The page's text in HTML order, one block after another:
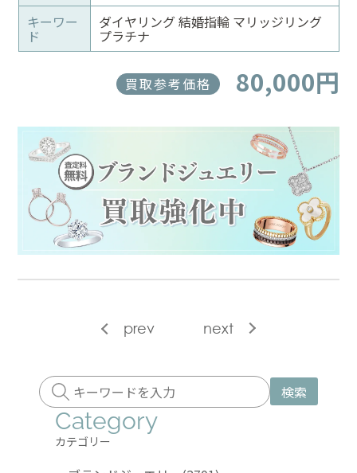
キーワー
ド
ダイヤリング 結婚指輪 マリッジリング
プラチナ
買取参考価格 80,000円
prev next
検索
Category
カテゴリー